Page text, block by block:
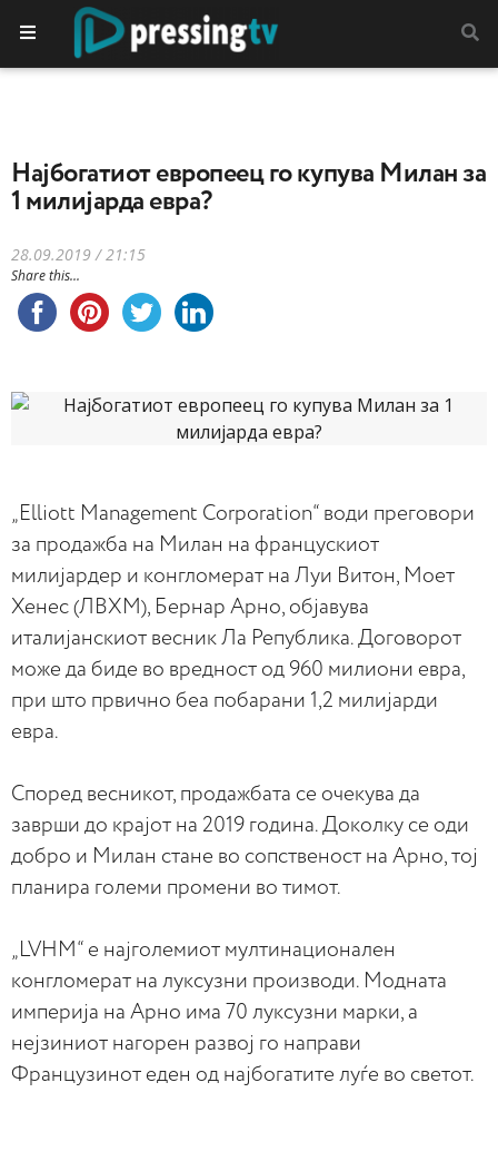
Најбогатиот европеец го купува Милан за
1 милијарда евра?
28.09.2019 / 21:15
Share this...
„Elliott Management Corporation“ води преговори
за продажба на Милан на францускиот
милијардер и конгломерат на Луи Витон, Моет
Хенес (ЛВХМ), Бернар Арно, објавува
италијанскиот весник Ла Република. Договорот
може да биде во вредност од 960 милиони евра,
при што првично беа побарани 1,2 милијарди
евра.
Според весникот, продажбата се очекува да
заврши до крајот на 2019 година. Доколку се оди
добро и Милан стане во сопственост на Арно, тој
планира големи промени во тимот.
„LVHM“ е најголемиот мултинационален
конгломерат на луксузни производи. Модната
империја на Арно има 70 луксузни марки, а
нејзиниот нагорен развој го направи
Французинот еден од најбогатите луѓе во светот.